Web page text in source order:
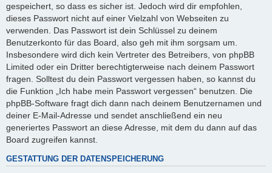
gespeichert, so dass es sicher ist. Jedoch wird dir empfohlen,
dieses Passwort nicht auf einer Vielzahl von Webseiten zu
verwenden. Das Passwort ist dein Schlüssel zu deinem
Benutzerkonto für das Board, also geh mit ihm sorgsam um.
Insbesondere wird dich kein Vertreter des Betreibers, von phpBB
Limited oder ein Dritter berechtigterweise nach deinem Passwort
fragen. Solltest du dein Passwort vergessen haben, so kannst du
die Funktion „Ich habe mein Passwort vergessen“ benutzen. Die
phpBB-Software fragt dich dann nach deinem Benutzernamen und
deiner E-Mail-Adresse und sendet anschließend ein neu
generiertes Passwort an diese Adresse, mit dem du dann auf das
Board zugreifen kannst.
GESTATTUNG DER DATENSPEICHERUNG